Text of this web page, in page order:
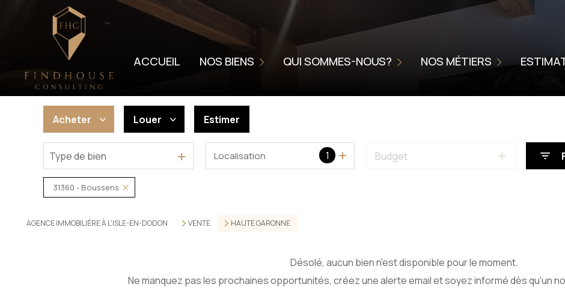
ACCUEIL NOS BIENS
LOCATION
LOCATION SAISONNIÉRE
LOUÉS
VENTES PROFESSIONNELLES
LOCATIONS PROFESSIONNELLES
QUI SOMMES-NOUS?
L'AGENCE
NOS MÉTIERS
METTRE VOTRE BIEN EN LOCATION
Acheter
De l'ancien
De l'immo pro
Louer
à l'année
Estimer
Type de bien 1
Localisation Budget
31360 - Boussens
AGENCE IMMOBILIÈRE À L'ISLE-EN-DODON VENTE HAUTE GARONNE
Désolé, aucun bien n'est disponible pour le moment.
Ne manquez pas les prochaines opportunités, créez une alerte email et soyez informé dès qu'un